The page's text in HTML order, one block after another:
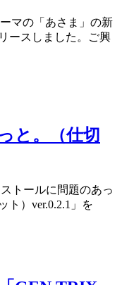
マの「あさま」の新
ースしました。ご興
と。（仕切
トールに問題のあっ
ト）ver.0.2.1」を